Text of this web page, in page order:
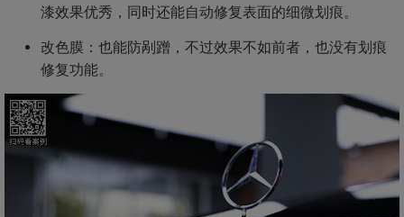
漆效果优秀，同时还能自动修复表面的细微划痕。
改色膜：也能防剐蹭，不过效果不如前者，也没有划痕
修复功能。